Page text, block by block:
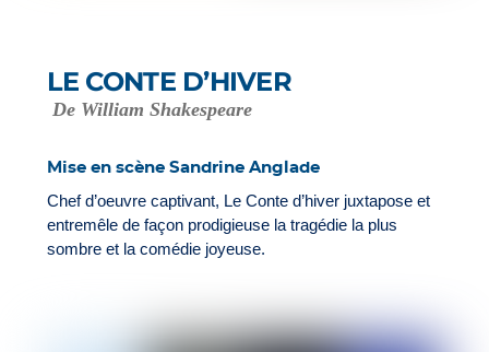
LE CONTE D’HIVER
De William Shakespeare
Mise en scène Sandrine Anglade
Chef d’oeuvre captivant, Le Conte d’hiver juxtapose et
entremêle de façon prodigieuse la tragédie la plus
sombre et la comédie joyeuse.